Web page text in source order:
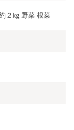
２kg 野菜 根菜